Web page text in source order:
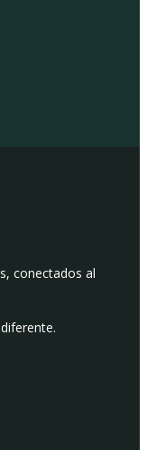
conectados al